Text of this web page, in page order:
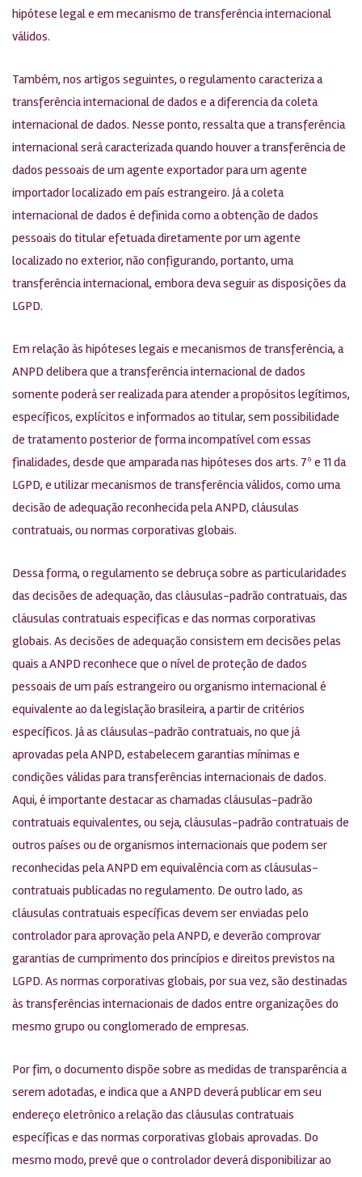
hipótese legal e em mecanismo de transferência internacional
válidos.
Também, nos artigos seguintes, o regulamento caracteriza a
transferência internacional de dados e a diferencia da coleta
internacional de dados. Nesse ponto, ressalta que a transferência
internacional será caracterizada quando houver a transferência de
dados pessoais de um agente exportador para um agente
importador localizado em país estrangeiro. Já a coleta
internacional de dados é definida como a obtenção de dados
pessoais do titular efetuada diretamente por um agente
localizado no exterior, não configurando, portanto, uma
transferência internacional, embora deva seguir as disposições da
LGPD.
Em relação às hipóteses legais e mecanismos de transferência, a
ANPD delibera que a transferência internacional de dados
somente poderá ser realizada para atender a propósitos legítimos,
específicos, explícitos e informados ao titular, sem possibilidade
de tratamento posterior de forma incompatível com essas
finalidades, desde que amparada nas hipóteses dos arts. 7º e 11 da
LGPD, e utilizar mecanismos de transferência válidos, como uma
decisão de adequação reconhecida pela ANPD, cláusulas
contratuais, ou normas corporativas globais.
Dessa forma, o regulamento se debruça sobre as particularidades
das decisões de adequação, das cláusulas-padrão contratuais, das
cláusulas contratuais especificas e das normas corporativas
globais. As decisões de adequação consistem em decisões pelas
quais a ANPD reconhece que o nível de proteção de dados
pessoais de um país estrangeiro ou organismo internacional é
equivalente ao da legislação brasileira, a partir de critérios
específicos. Já as cláusulas-padrão contratuais, no que já
aprovadas pela ANPD, estabelecem garantias mínimas e
condições válidas para transferências internacionais de dados.
Aqui, é importante destacar as chamadas cláusulas-padrão
contratuais equivalentes, ou seja, cláusulas-padrão contratuais de
outros países ou de organismos internacionais que podem ser
reconhecidas pela ANPD em equivalência com as cláusulas-
contratuais publicadas no regulamento. De outro lado, as
cláusulas contratuais específicas devem ser enviadas pelo
controlador para aprovação pela ANPD, e deverão comprovar
garantias de cumprimento dos princípios e direitos previstos na
LGPD. As normas corporativas globais, por sua vez, são destinadas
às transferências internacionais de dados entre organizações do
mesmo grupo ou conglomerado de empresas.
Por fim, o documento dispõe sobre as medidas de transparência a
serem adotadas, e indica que a ANPD deverá publicar em seu
endereço eletrônico a relação das cláusulas contratuais
específicas e das normas corporativas globais aprovadas. Do
mesmo modo, prevê que o controlador deverá disponibilizar ao